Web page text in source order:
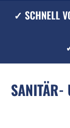
✓ SCHNELL
SANITÄR-